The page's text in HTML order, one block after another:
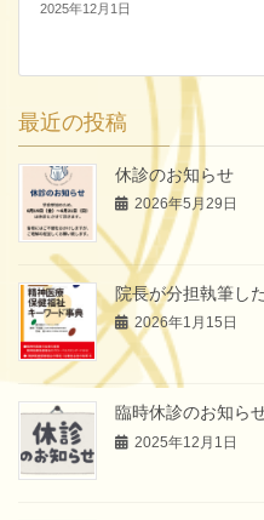
2025年12月1日
最近の投稿
休診のお知らせ
2026年5月29日
院長が分担執筆し
2026年1月15日
臨時休診のお知ら
2025年12月1日